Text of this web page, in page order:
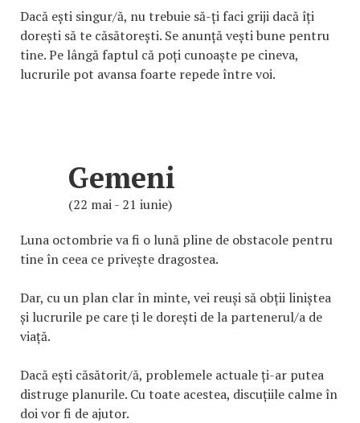
Dacă ești singur/ă, nu trebuie să-ți faci griji dacă îți
dorești să te căsătorești. Se anunță vești bune pentru
tine. Pe lângă faptul că poți cunoaște pe cineva,
lucrurile pot avansa foarte repede între voi.
Gemeni
(22 mai - 21 iunie)
Luna octombrie va fi o lună pline de obstacole pentru
tine în ceea ce privește dragostea.
Dar, cu un plan clar în minte, vei reuși să obții liniștea
și lucrurile pe care ți le dorești de la partenerul/a de
viață.
Dacă ești căsătorit/ă, problemele actuale ți-ar putea
distruge planurile. Cu toate acestea, discuțiile calme în
doi vor fi de ajutor.